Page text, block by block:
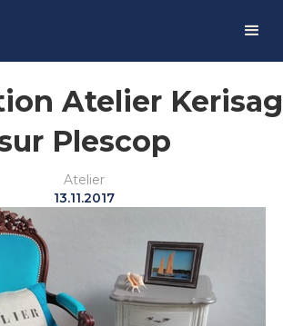
Atelier Kerisag
Plescop
Atelier
13.11.2017